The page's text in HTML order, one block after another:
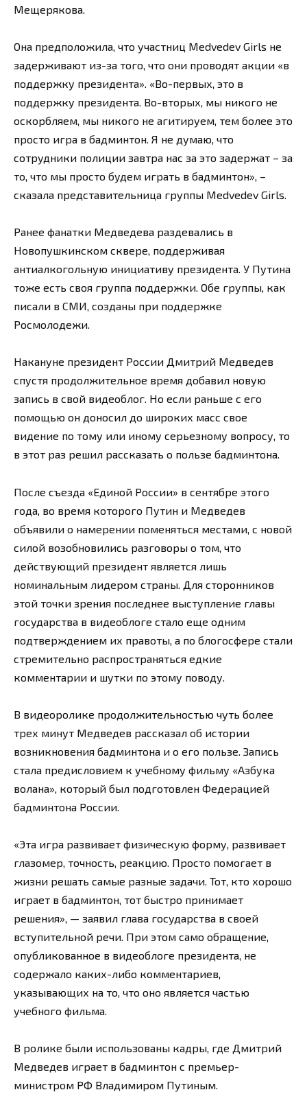
Мещерякова.
Она предположила, что участниц Medvedev Girls не
задерживают из-за того, что они проводят акции «в
поддержку президента». «Во-первых, это в
поддержку президента. Во-вторых, мы никого не
оскорбляем, мы никого не агитируем, тем более это
просто игра в бадминтон. Я не думаю, что
сотрудники полиции завтра нас за это задержат – за
то, что мы просто будем играть в бадминтон», –
сказала представительница группы Medvedev Girls.
Ранее фанатки Медведева раздевались в
Новопушкинском сквере, поддерживая
антиалкогольную инициативу президента. У Путина
тоже есть своя группа поддержки. Обе группы, как
писали в СМИ, созданы при поддержке
Росмолодежи.
Накануне президент России Дмитрий Медведев
спустя продолжительное время добавил новую
запись в свой видеоблог. Но если раньше с его
помощью он доносил до широких масс свое
видение по тому или иному серьезному вопросу, то
в этот раз решил рассказать о пользе бадминтона.
После съезда «Единой России» в сентябре этого
года, во время которого Путин и Медведев
объявили о намерении поменяться местами, с новой
силой возобновились разговоры о том, что
действующий президент является лишь
номинальным лидером страны. Для сторонников
этой точки зрения последнее выступление главы
государства в видеоблоге стало еще одним
подтверждением их правоты, а по блогосфере стали
стремительно распространяться едкие
комментарии и шутки по этому поводу.
В видеоролике продолжительностью чуть более
трех минут Медведев рассказал об истории
возникновения бадминтона и о его пользе. Запись
стала предисловием к учебному фильму «Азбука
волана», который был подготовлен Федерацией
бадминтона России.
«Эта игра развивает физическую форму, развивает
глазомер, точность, реакцию. Просто помогает в
жизни решать самые разные задачи. Тот, кто хорошо
играет в бадминтон, тот быстро принимает
решения», — заявил глава государства в своей
вступительной речи. При этом само обращение,
опубликованное в видеоблоге президента, не
содержало каких-либо комментариев,
указывающих на то, что оно является частью
учебного фильма.
В ролике были использованы кадры, где Дмитрий
Медведев играет в бадминтон с премьер-
министром РФ Владимиром Путиным.